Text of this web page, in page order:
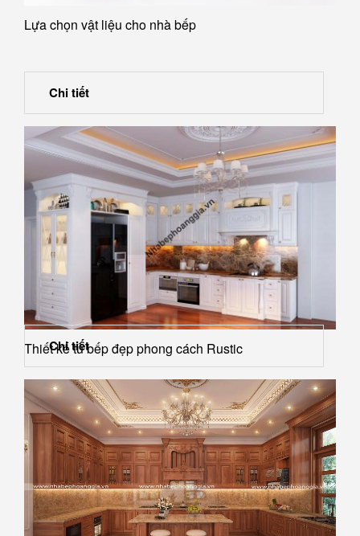
Lựa chọn vật liệu cho nhà bếp
Chi tiết
Thiết kế tủ bếp đẹp phong cách Rustic
Chi tiết